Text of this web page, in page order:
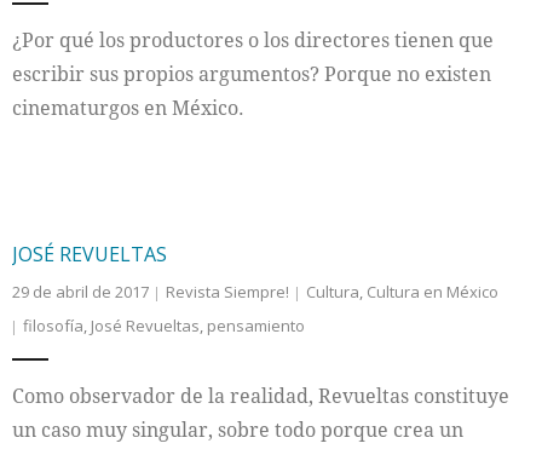
¿Por qué los productores o los directores tienen que
escribir sus propios argumentos? Porque no existen
cinematurgos en México.
JOSÉ REVUELTAS
29 de abril de 2017 Revista Siempre! Cultura, Cultura en México
filosofía, José Revueltas, pensamiento
Como observador de la realidad, Revueltas constituye
un caso muy singular, sobre todo porque crea un